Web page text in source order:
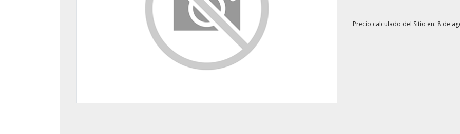
Precio calculado del Sitio en: 8 de